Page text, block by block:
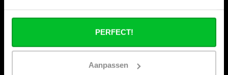
PERFECT!
Aanpassen
attendait. » Chaleur – Édition 2026
Catégories